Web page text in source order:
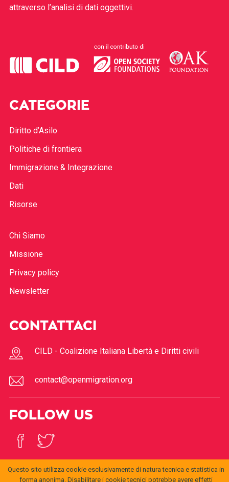
attraverso l’analisi di dati oggettivi.
CATEGORIE
Diritto d’Asilo
Politiche di frontiera
Immigrazione & Integrazione
Dati
Risorse
Chi Siamo
Missione
Privacy policy
Newsletter
CONTATTACI
CILD - Coalizione Italiana Libertà e Diritti civili
contact@openmigration.org
FOLLOW US
Questo sito utilizza cookie esclusivamente di natura tecnica e statistica in
forma anonima. Disabilitare i cookie tecnici potrebbe avere effetti